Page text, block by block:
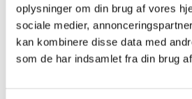
oplysninger om din brug af vores
sociale medier,
kan kombinere disse data med
som de har indsamlet fra din brug